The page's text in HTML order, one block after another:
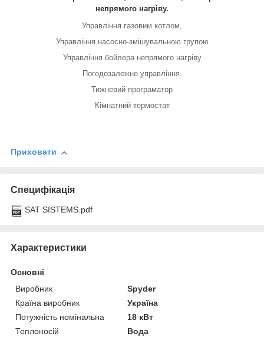
непрямого нагріву.
Управління газовим котлом,
Управління насосно-змішувальною групою
Управління бойлера непрямого нагріву
Погодозалежне управління.
Тижневий програматор
Кімнатний термостат
Приховати
Специфікація
SAT SISTEMS.pdf
Характеристики
Основні
Виробник
Spyder
Країна виробник
Україна
Потужність номінальна
18 кВт
Теплоносій
Вода